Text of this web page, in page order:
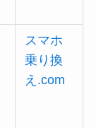
スマホ
乗り換
え.com